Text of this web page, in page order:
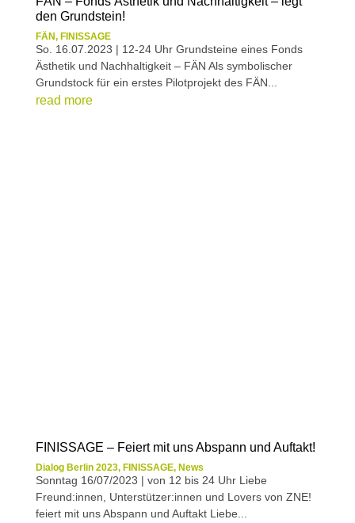
den Grundstein!
FÄN, FINISSAGE
So. 16.07.2023 | 12-24 Uhr Grundsteine eines Fonds
Ästhetik und Nachhaltigkeit – FÄN Als symbolischer
Grundstock für ein erstes Pilotprojekt des FÄN...
read more
FINISSAGE – Feiert mit uns Abspann und Auftakt!
Dialog Berlin 2023, FINISSAGE, News
Sonntag 16/07/2023 | von 12 bis 24 Uhr Liebe
Freund:innen, Unterstützer:innen und Lovers von ZNE!
feiert mit uns Abspann und Auftakt Liebe...